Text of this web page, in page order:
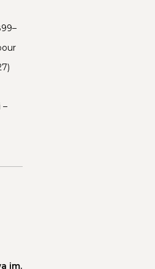
–
im.